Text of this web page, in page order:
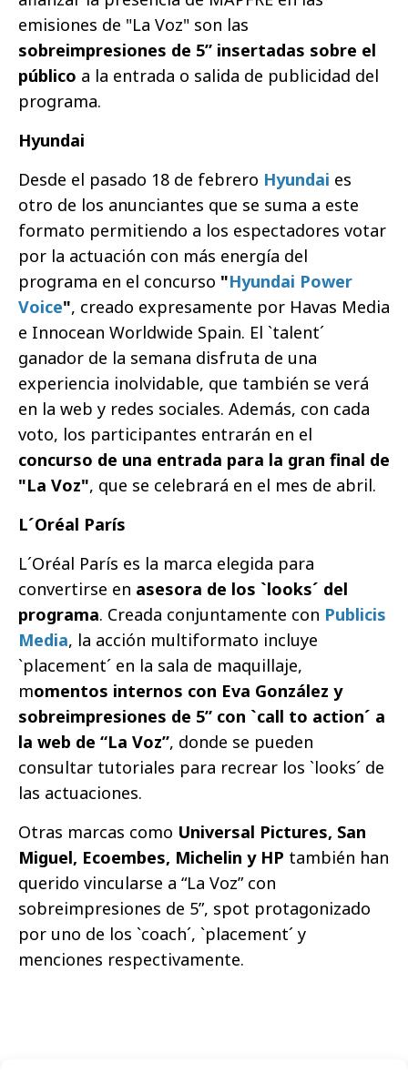
emisiones de "La Voz" son las
sobreimpresiones de 5” insertadas sobre el
público a la entrada o salida de publicidad del
programa.
Hyundai
Desde el pasado 18 de febrero Hyundai es
otro de los anunciantes que se suma a este
formato permitiendo a los espectadores votar
por la actuación con más energía del
programa en el concurso "Hyundai Power
Voice", creado expresamente por Havas Media
e Innocean Worldwide Spain. El `talent´
ganador de la semana disfruta de una
experiencia inolvidable, que también se verá
en la web y redes sociales. Además, con cada
voto, los participantes entrarán en el
concurso de una entrada para la gran final de
"La Voz", que se celebrará en el mes de abril.
L´Oréal París
L´Oréal París es la marca elegida para
convertirse en asesora de los `looks´ del
programa. Creada conjuntamente con Publicis
Media, la acción multiformato incluye
`placement´ en la sala de maquillaje,
momentos internos con Eva González y
sobreimpresiones de 5” con `call to action´ a
la web de “La Voz”, donde se pueden
consultar tutoriales para recrear los `looks´ de
las actuaciones.
Otras marcas como Universal Pictures, San
Miguel, Ecoembes, Michelin y HP también han
querido vincularse a “La Voz” con
sobreimpresiones de 5”, spot protagonizado
por uno de los `coach´, `placement´ y
menciones respectivamente.